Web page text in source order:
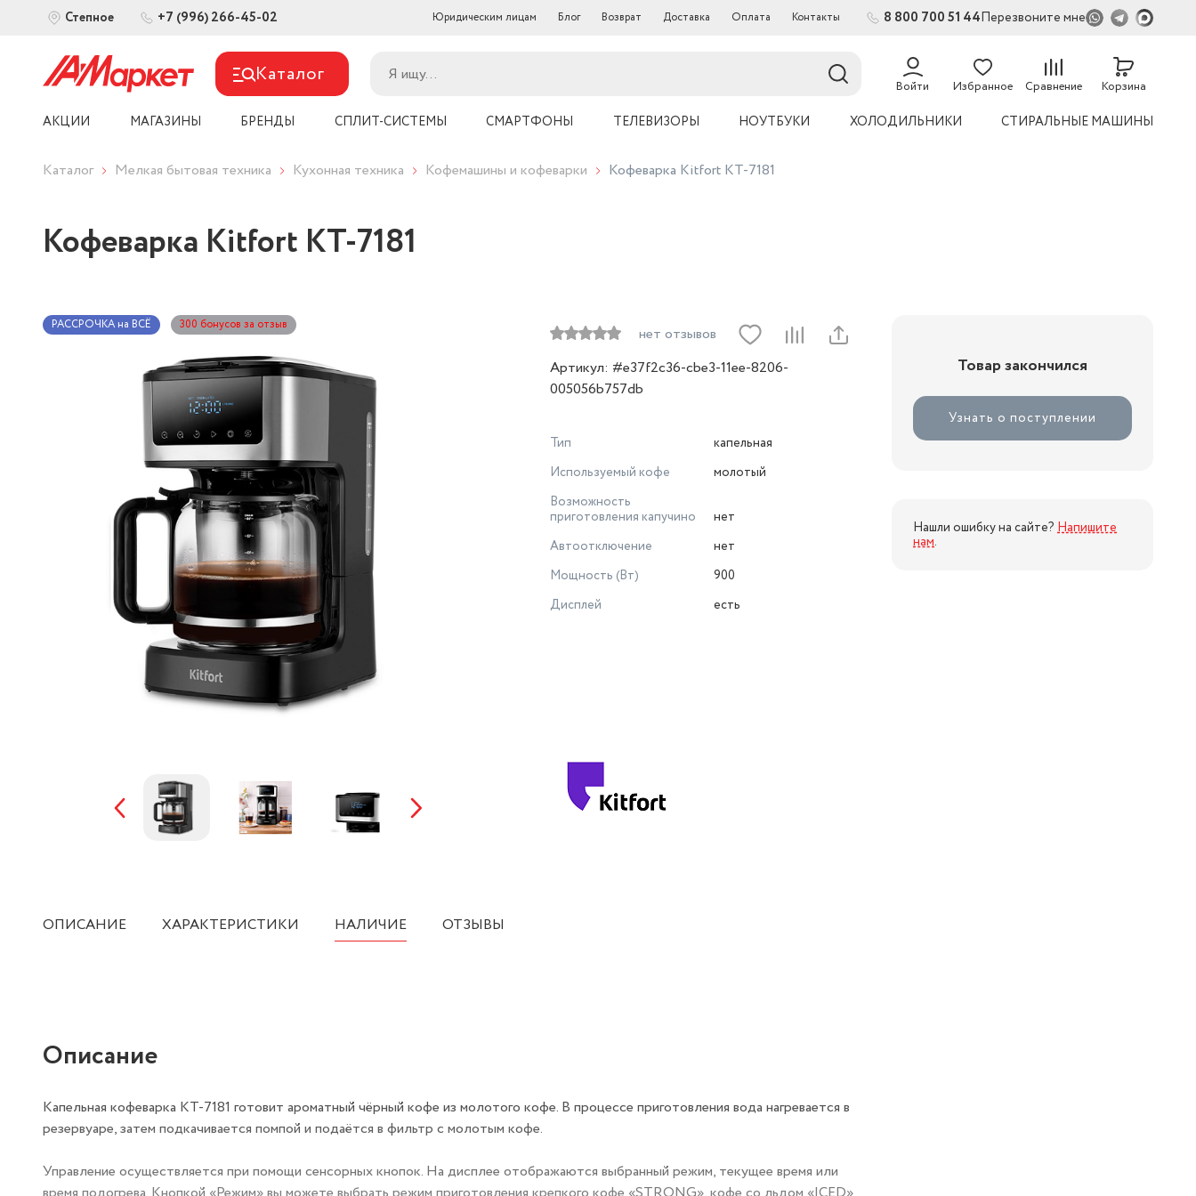
Степное +7 (996) 266-45-02 Юридическим лицам Блог Возврат Доставка Оплата Контакты 8 800 700 51 44Перезвоните мне
Каталог Войти Избранное Сравнение
54
Корзина
АКЦИИ МАГАЗИНЫ БРЕНДЫ СПЛИТ-СИСТЕМЫ СМАРТФОНЫ ТЕЛЕВИЗОРЫ НОУТБУКИ ХОЛОДИЛЬНИКИ СТИРАЛЬНЫЕ МАШИНЫ
Каталог Мелкая бытовая техника Кухонная техника Кофемашины и кофеварки Кофеварка Kitfort KT-7181
Кофеварка Kitfort KT-7181
РАССРОЧКА на ВСЁ 300 бонусов за отзыв
нет отзывов
Артикул: #e37f2c36-cbe3-11ee-8206-
005056b757db
Тип
капельная
Используемый кофе
молотый
Возможность
приготовления капучино
нет
Автоотключение
нет
Мощность (Вт)
900
Дисплей
есть
Товар закончился
Узнать о поступлении
Нашли ошибку на сайте? Напишите
нам.
ОПИСАНИЕ ХАРАКТЕРИСТИКИ НАЛИЧИЕ ОТЗЫВЫ
Описание
Капельная кофеварка КТ-7181 готовит ароматный чёрный кофе из молотого кофе. В процессе приготовления вода нагревается в
резервуаре, затем подкачивается помпой и подаётся в фильтр с молотым кофе.
Управление осуществляется при помощи сенсорных кнопок. На дисплее отображаются выбранный режим, текущее время или